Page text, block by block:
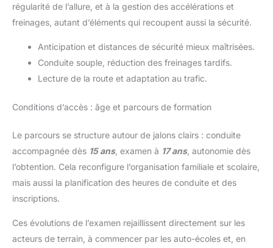
régularité de l’allure, et à la gestion des accélérations et
freinages, autant d’éléments qui recoupent aussi la sécurité.
Anticipation et distances de sécurité mieux maîtrisées.
Conduite souple, réduction des freinages tardifs.
Lecture de la route et adaptation au trafic.
Conditions d’accès : âge et parcours de formation
Le parcours se structure autour de jalons clairs : conduite
accompagnée dès 15 ans, examen à 17 ans, autonomie dès
l’obtention. Cela reconfigure l’organisation familiale et scolaire,
mais aussi la planification des heures de conduite et des
inscriptions.
Ces évolutions de l’examen rejaillissent directement sur les
acteurs de terrain, à commencer par les auto-écoles et, en